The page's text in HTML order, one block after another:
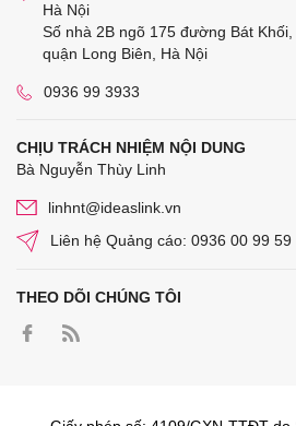
Hà Nội
Số nhà 2B ngõ 175 đường Bát
quận Long Biên, Hà Nội
0936 99 3933
CHỊU TRÁCH NHIỆM NỘI DUNG
Bà Nguyễn Thùy Linh
linhnt@ideaslink.vn
Liên hệ Quảng cáo: 0936 00 99 59
THEO DÕI CHÚNG TÔI